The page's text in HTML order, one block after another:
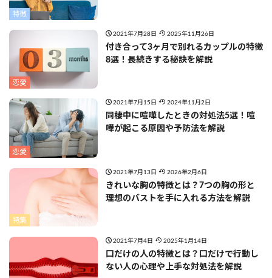
特徴
恋愛
2021年7月28日 2025年11月26日
付き合って3ヶ月で別れるカップルの特徴
8選！長続きする秘訣を解説
恋愛
2021年7月15日 2024年11月2日
同棲中に喧嘩したときの対処法5選！喧
嘩が起こる原因や予防法を解説
特集
2021年7月13日 2026年2月6日
きれいな胸の特徴とは？7つの胸の形と
理想のバストを手に入れる方法を解説
2021年7月4日 2025年1月14日
口だけの人の特徴とは？口だけで行動し
ない人の心理や上手な対処法を解説